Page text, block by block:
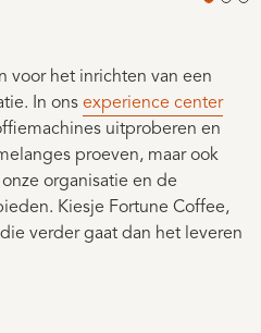
voor het inrichten van een
In ons experience center
uitproberen en
proeven, maar ook
organisatie en de
Kiesje Fortune Coffee,
verder gaat dan het leveren